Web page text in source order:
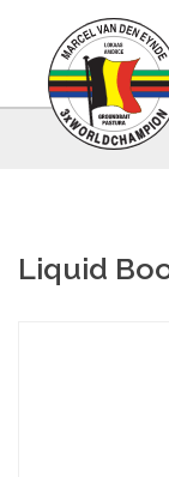
Liquid